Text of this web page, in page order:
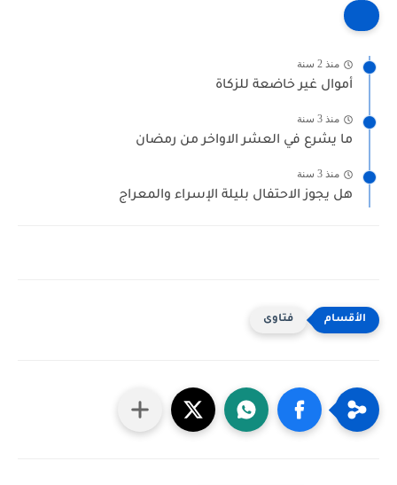
منذ 2 سنة
أموال غير خاضعة للزكاة
منذ 3 سنة
ما يشرع في العشر الاواخر من رمضان
منذ 3 سنة
هل يجوز الاحتفال بليلة الإسراء والمعراج
فتاوى